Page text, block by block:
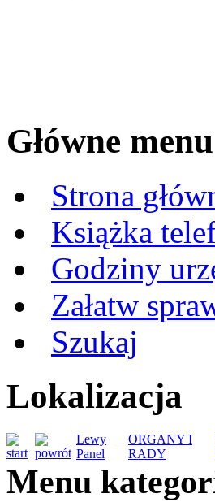
Główne menu
Strona
Książka
Godziny
Załatw
Szukaj
Lokalizacja
Lewy
Panel
ORGANY I
RADY
Menu